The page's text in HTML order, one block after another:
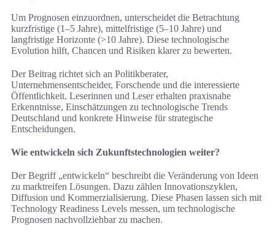
Um Prognosen einzuordnen, unterscheidet die Betrachtung
kurzfristige (1–5 Jahre), mittelfristige (5–10 Jahre) und
langfristige Horizonte (>10 Jahre). Diese technologische
Evolution hilft, Chancen und Risiken klarer zu bewerten.
Der Beitrag richtet sich an Politikberater,
Unternehmensentscheider, Forschende und die interessierte
Öffentlichkeit. Leserinnen und Leser erhalten praxisnahe
Erkenntnisse, Einschätzungen zu technologische Trends
Deutschland und konkrete Hinweise für strategische
Entscheidungen.
Wie entwickeln sich Zukunftstechnologien weiter?
Der Begriff „entwickeln“ beschreibt die Veränderung von Ideen
zu marktreifen Lösungen. Dazu zählen Innovationszyklen,
Diffusion und Kommerzialisierung. Diese Phasen lassen sich mit
Technology Readiness Levels messen, um technologische
Prognosen nachvollziehbar zu machen.